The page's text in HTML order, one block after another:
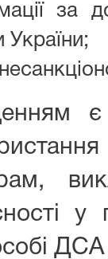
за
України;
є
ДСА